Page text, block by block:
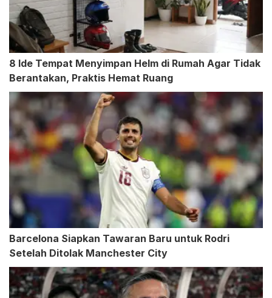
8 Ide Tempat Menyimpan Helm di Rumah Agar Tidak
Berantakan, Praktis Hemat Ruang
Barcelona Siapkan Tawaran Baru untuk Rodri
Setelah Ditolak Manchester City